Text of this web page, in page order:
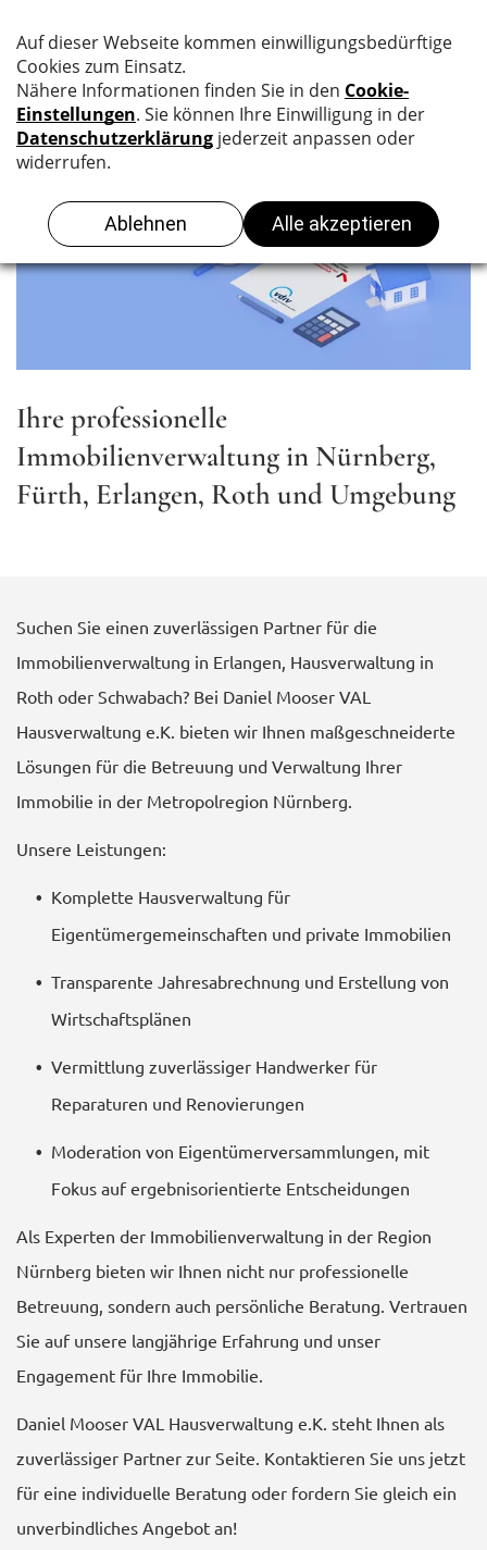
Ihre professionelle
Immobilienverwaltung in Nürnberg,
Fürth, Erlangen, Roth und Umgebung
Suchen Sie einen zuverlässigen Partner für die
Immobilienverwaltung in Erlangen, Hausverwaltung in
Roth oder Schwabach? Bei Daniel Mooser VAL
Hausverwaltung e.K. bieten wir Ihnen maßgeschneiderte
Lösungen für die Betreuung und Verwaltung Ihrer
Immobilie in der Metropolregion Nürnberg.
Unsere Leistungen:
Komplette Hausverwaltung für
Eigentümergemeinschaften und private Immobilien
Transparente Jahresabrechnung und Erstellung von
Wirtschaftsplänen
Vermittlung zuverlässiger Handwerker für
Reparaturen und Renovierungen
Moderation von Eigentümerversammlungen, mit
Fokus auf ergebnisorientierte Entscheidungen
Als Experten der Immobilienverwaltung in der Region
Nürnberg bieten wir Ihnen nicht nur professionelle
Betreuung, sondern auch persönliche Beratung. Vertrauen
Sie auf unsere langjährige Erfahrung und unser
Engagement für Ihre Immobilie.
Daniel Mooser VAL Hausverwaltung e.K. steht Ihnen als
zuverlässiger Partner zur Seite. Kontaktieren Sie uns jetzt
für eine individuelle Beratung oder fordern Sie gleich ein
unverbindliches Angebot an!